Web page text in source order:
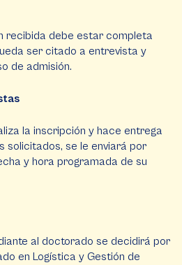
recibida debe estar completa
ser citado a entrevista y
de admisión.
la inscripción y hace entrega
solicitados, se le enviará por
y hora programada de su
al doctorado se decidirá por
en Logística y Gestión de